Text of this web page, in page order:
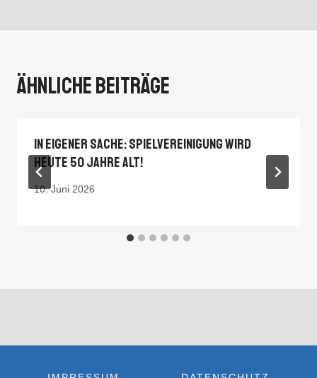
Ähnliche Beiträge
In Eigener Sache: Spielvereinigung Wird
Heute 50 Jahre Alt!
10. Juni 2026